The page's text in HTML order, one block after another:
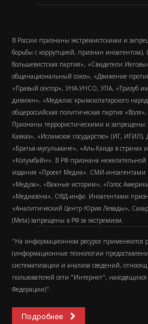
В России признаны экстремистскими и
борьбы с коррупцией, признан
большевистская партия», «Свидетели
общенациональный союз», «Движение
«Правый сектор», УНА-УНСО, УПА, «Тризуб
дивижн», «Меджлис крымскотатарского
общероссийская политическая партия
Признаны террористическими и
Кавказ», «Исламское государство» (ИГ,
«Братья-мусульмане», «Аль-Каида в странах
«Колумбайн». В РФ признана нежелательной
издания «Проект Медиа». СМИ-иноагентами
«Медуза», «Важные истории», «Голос
«Медиазона», ОВД-инфо. Иноагентами
«Аналитический Центр Юрия Левады»,
(Metа) запрещены в РФ за экстремизм.
"На информационном ресурсе применяются
(информационные технологии
систематизации и анализа сведений,
пользователей сети "Интернет",
Федерации)".
Подробнее